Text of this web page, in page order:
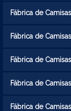
Fábrica de
Fábrica de
Fábrica de
Fábrica de
Fábrica de